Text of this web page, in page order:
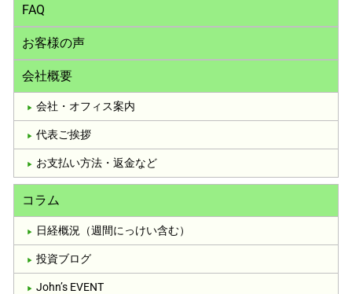
FAQ
お客様の声
会社概要
会社・オフィス案内
代表ご挨拶
お支払い方法・返金など
コラム
日経概況（週間にっけい含む）
投資ブログ
John’s EVENT